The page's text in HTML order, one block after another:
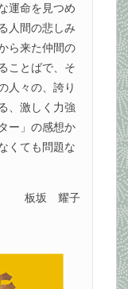
運命を見つめ
人間の悲しみ
ら来た仲間の
ことばで、そ
人々の、誇り
、激しく力強
ー」の感想か
くても問題な
板坂 耀子